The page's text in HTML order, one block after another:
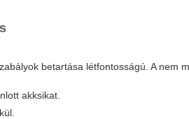
betartása létfontosságú. A nem
akksikat.